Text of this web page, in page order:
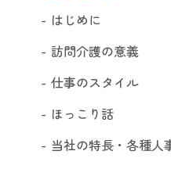
はじめに
訪問介護の意義
仕事のスタイル
ほっこり話
当社の特長・各種人